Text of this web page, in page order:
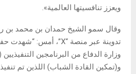
ويعزز تنافسيتها العالمية».
وقال سمو الشيخ حمدان بن محمد بن
وزارة الدفاع من البرنامجين
و(تمكين القادة الشباب) اللذين تم